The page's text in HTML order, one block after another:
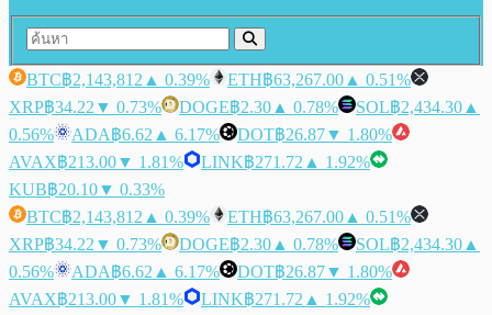
BTC฿2,143,812 ▲ 0.39% ETH฿63,267.00 ▲ 0.51%
XRP฿34.22 ▼ 0.73% DOGE฿2.30 ▲ 0.78% SOL฿2,434.30 ▲
0.56%
ADA฿6.62 ▲ 6.17% DOT฿26.87▼ 1.80%
AVAX฿213.00▼ 1.81% LINK฿271.72 ▲ 1.92%
KUB฿20.10▼ 0.33%
BTC฿2,143,812 ▲ 0.39% ETH฿63,267.00 ▲ 0.51%
XRP฿34.22 ▼ 0.73% DOGE฿2.30 ▲ 0.78% SOL฿2,434.30 ▲
0.56%
ADA฿6.62 ▲ 6.17% DOT฿26.87▼ 1.80%
AVAX฿213.00▼ 1.81% LINK฿271.72 ▲ 1.92%